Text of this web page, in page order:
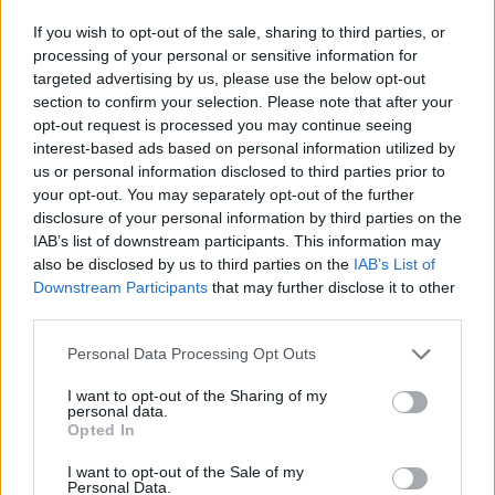
If you wish to opt-out of the sale, sharing to third parties, or
processing of your personal or sensitive information for
targeted advertising by us, please use the below opt-out
section to confirm your selection. Please note that after your
opt-out request is processed you may continue seeing
interest-based ads based on personal information utilized by
us or personal information disclosed to third parties prior to
your opt-out. You may separately opt-out of the further
disclosure of your personal information by third parties on the
IAB’s list of downstream participants. This information may
also be disclosed by us to third parties on the IAB’s List of
Downstream Participants that may further disclose it to other
Please note that this website/app uses one or more Google
not limited to your visit or usage behaviour. You may click to
grant or deny consent to Google and its third-party tags to
use your data for below specified purposes in below Google
consent section.
Personal Data Processing Opt Outs
I want to opt-out of the Sharing of my
personal data.
Opted In
I want to opt-out of the Sale of my
Personal Data.
fehér csipkegallérral. A kiegészítők kiemelt helyen
szerepelnek a 9 képen, mindenekelőtt a bemutatót
nyitó nejlon-voile Lockit táska, a porosnak ható,
fehérre festett krokodilbőr Speedy, és a hegyesorrú,
pasztellszínű körömcipők fém orral, kecses fűzőkkel
vagy egy sor apró gombbal díszítve. ?Az egész
hangulat nagyon szép, nagyon különleges és
nagyon varázslatos -mondja Marc Jacobs, -?és
biztos vagyok benne, hogy éppoly csábítóan és
frissen néz ki, mint a közelgő tavasz.